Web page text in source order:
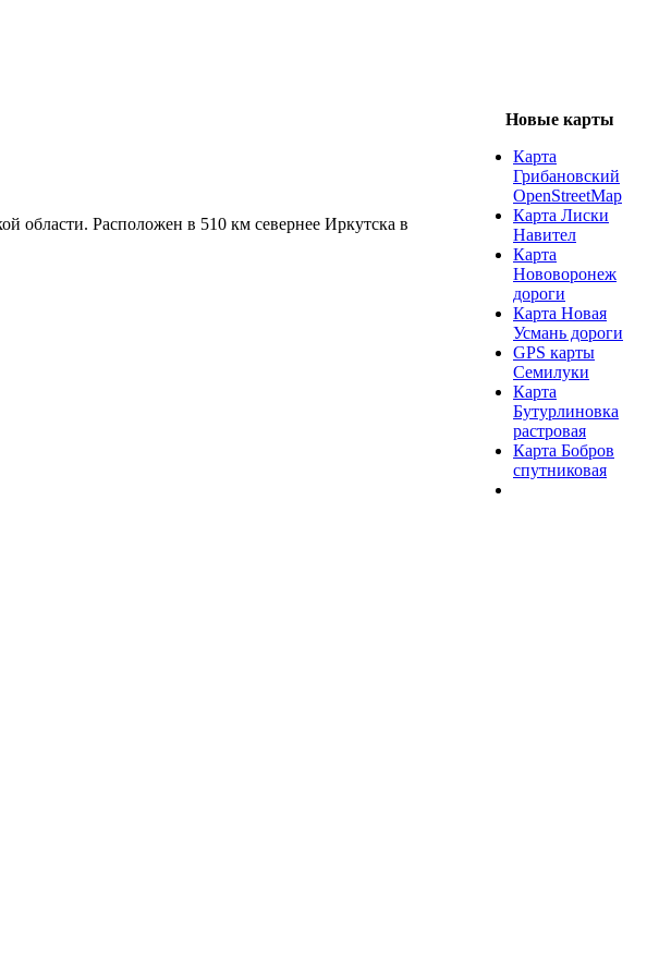
области. Расположен в 510 км севернее Иркутска в
Новые карты
Карта
Грибановский
OpenStreetMap
Карта Лиски
Навител
Карта
Нововоронеж
дороги
Карта Новая
Усмань дороги
GPS карты
Семилуки
Карта
Бутурлиновка
растровая
Карта Бобров
спутниковая